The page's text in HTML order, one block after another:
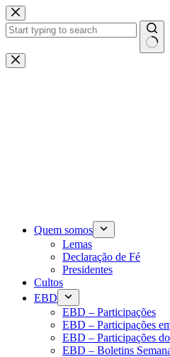
Pular
para
o
Sem
resultados
Quem somos
Lemas
Declaração de Fé
Presidentes
Cultos
EBD
EBD – Participações
EBD – Participações
EBD – Participações
EBD – Boletins